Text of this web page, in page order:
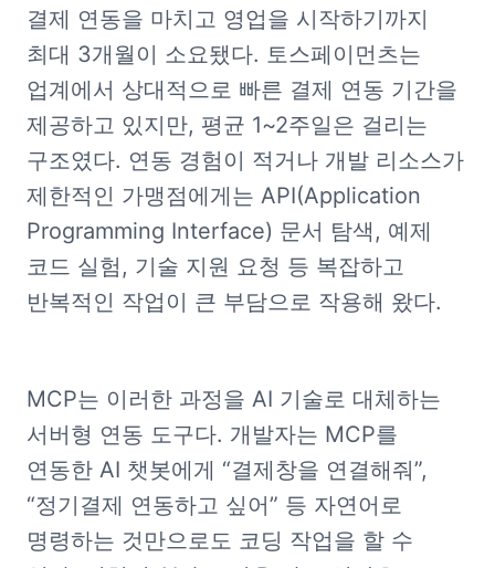
결제 연동을 마치고 영업을 시작하기까지
최대 3개월이 소요됐다. 토스페이먼츠는
업계에서 상대적으로 빠른 결제 연동 기간을
제공하고 있지만, 평균 1~2주일은 걸리는
구조였다. 연동 경험이 적거나 개발 리소스가
제한적인 가맹점에게는 API(Application
Programming Interface) 문서 탐색, 예제
코드 실험, 기술 지원 요청 등 복잡하고
반복적인 작업이 큰 부담으로 작용해 왔다.
MCP는 이러한 과정을 AI 기술로 대체하는
서버형 연동 도구다. 개발자는 MCP를
연동한 AI 챗봇에게 “결제창을 연결해줘”,
“정기결제 연동하고 싶어” 등 자연어로
명령하는 것만으로도 코딩 작업을 할 수